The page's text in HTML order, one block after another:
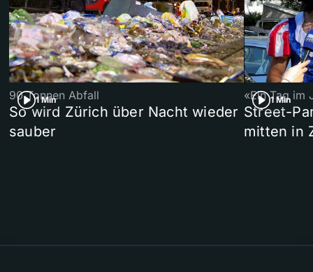
1 Min
90 Tonnen Abfall
So wird Zürich über Nacht wieder
sauber
1 Min
«Ein Tag im
Street-
mitten in